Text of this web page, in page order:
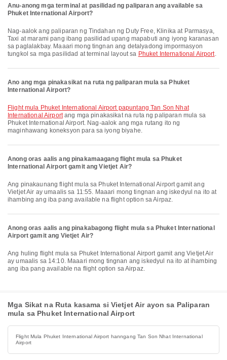
Anu-anong mga terminal at pasilidad ng paliparan ang available sa
Phuket International Airport?
Nag-aalok ang paliparan ng Tindahan ng Duty Free, Klinika at Parmasya,
Taxi at marami pang ibang pasilidad upang mapabuti ang iyong karanasan
sa paglalakbay. Maaari mong tingnan ang detalyadong impormasyon
tungkol sa mga pasilidad at terminal layout sa Phuket International Airport.
Ano ang mga pinakasikat na ruta ng paliparan mula sa Phuket
International Airport?
flight mula Phuket International Airport papuntang Tan Son Nhat
International Airportang mga pinakasikat na ruta ng paliparan mula sa
Phuket International Airport. Nag-aalok ang mga rutang ito ng
maginhawang koneksyon para sa iyong biyahe.
Anong oras aalis ang pinakamaagang flight mula sa Phuket
International Airport gamit ang Vietjet Air?
Ang pinakaunang flight mula sa Phuket International Airport gamit ang
Vietjet Air ay umaalis sa 11:55. Maaari mong tingnan ang iskedyul na ito at
ihambing ang iba pang available na flight option sa Airpaz.
Anong oras aalis ang pinakabagong flight mula sa Phuket International
Airport gamit ang Vietjet Air?
Ang huling flight mula sa Phuket International Airport gamit ang Vietjet Air
ay umaalis sa 14:10. Maaari mong tingnan ang iskedyul na ito at ihambing
ang iba pang available na flight option sa Airpaz.
Mga Sikat na Ruta kasama si Vietjet Air ayon sa Paliparan
mula sa Phuket International Airport
Flight Mula Phuket International Airport hanngang Tan Son Nhat International
Airport